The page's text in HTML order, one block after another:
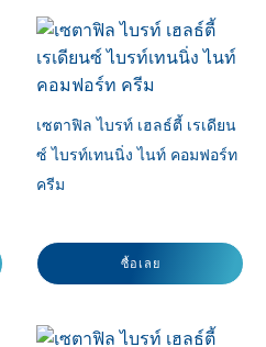
เซตาฟิล ไบรท์ เฮลธ์ตี้ เรเดียน
ซ์ ไบรท์เทนนิ่ง ไนท์ คอมฟอร์ท
ครีม
ซื้อเลย